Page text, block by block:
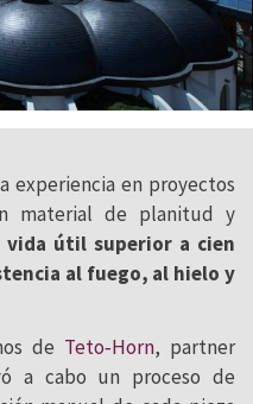
experiencia en proyectos
material de planitud y
vida útil superior a cien
al fuego, al hielo y
de Teto‑Horn, partner
a cabo un proceso de